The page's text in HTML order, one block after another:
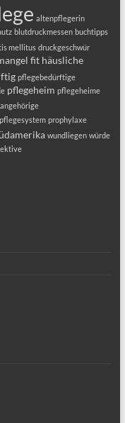
altenpflegerin
blutdruckmessen buchtipps
mellitus druckgeschwür
fit häusliche
pflegebedürftige
pflegeheim pflegeheime
pflegesystem prophylaxe
wundliegen würde